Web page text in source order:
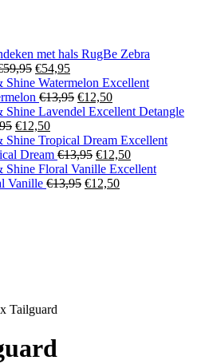
RugBe Zebra
59,95 Oorspronkelijke
prijs
was:
€59,95.
€54,95Huidige
prijs
is:
€54,95.
Excellent
€13,95 Oorspronkelijke
prijs
€13,95.
€12,50Huidige
prijs
€12,50.
Excellent Detangle
Oorspronkelijke
prijs
was:
€13,95.
€12,50Huidige
prijs
is:
€12,50.
Excellent
Dream €13,95 Oorspronkelijke
prijs
was:
€12,50Huidige
prijs
Excellent
Vanille €13,95 Oorspronkelijke
€12,50Huidige
Tailguard